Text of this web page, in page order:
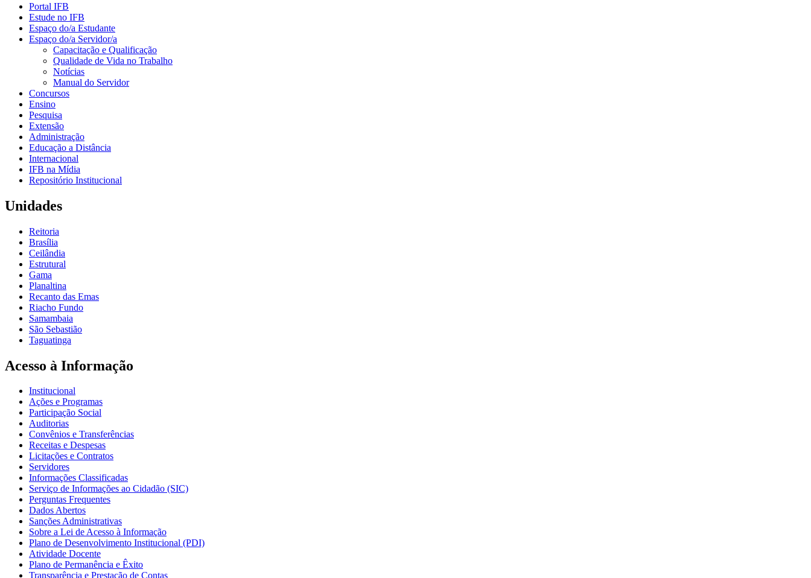
Portal IFB
Estude no IFB
Espaço do/a Estudante
Espaço do/a Servidor/a
Capacitação e Qualificação
Qualidade de Vida no Trabalho
Notícias
Manual do Servidor
Concursos
Ensino
Pesquisa
Extensão
Administração
Educação a Distância
Internacional
IFB na Mídia
Repositório Institucional
Unidades
Reitoria
Brasília
Ceilândia
Estrutural
Gama
Planaltina
Recanto das Emas
Riacho Fundo
Samambaia
São Sebastião
Taguatinga
Acesso à Informação
Institucional
Ações e Programas
Participação Social
Auditorias
Convênios e Transferências
Receitas e Despesas
Licitações e Contratos
Servidores
Informações Classificadas
Serviço de Informações ao Cidadão (SIC)
Perguntas Frequentes
Dados Abertos
Sanções Administrativas
Sobre a Lei de Acesso à Informação
Plano de Desenvolvimento Institucional (PDI)
Atividade Docente
Plano de Permanência e Êxito
Transparência e Prestação de Contas